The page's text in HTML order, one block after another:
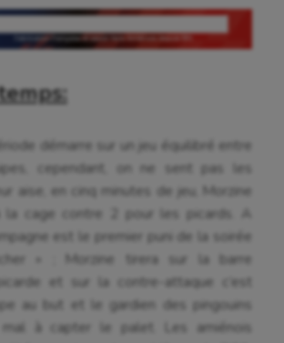
démarre sur un jeu équilibré entre
cependant, on ne sent pas les
aise, en cinq minutes de jeu, Morzine
la cage contre 2 pour les picards. A
est le premier puni de la soirée
» ; Morzine tirera sur la barre
et sur la contre-attaque c’est
au but et le gardien des pingouins
à capter le palet. Les amiénois